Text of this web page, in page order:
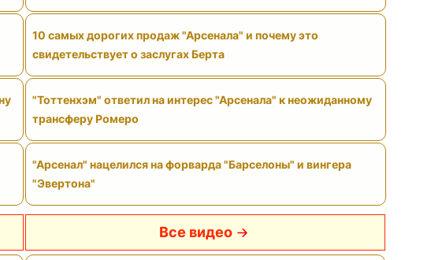
10 самых дорогих продаж "Арсенала" и почему это
свидетельствует о заслугах Берта
"Тоттенхэм" ответил на интерес "Арсенала" к неожиданному
трансферу Ромеро
"Арсенал" нацелился на форварда "Барселоны" и вингера
"Эвертона"
Все видео